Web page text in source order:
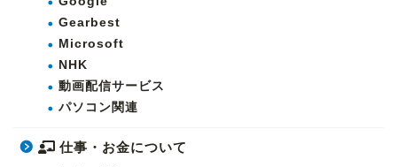
Gearbest
Microsoft
NHK
動画配信サービス
パソコン関連
仕事・お金について